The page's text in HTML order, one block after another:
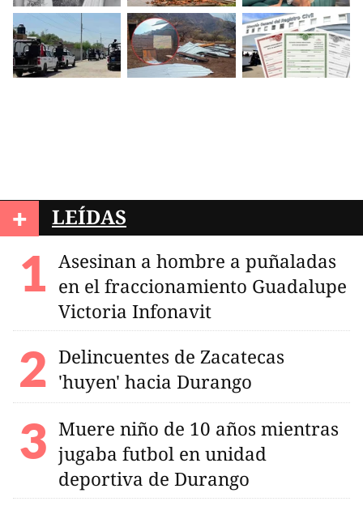
+ LEÍDAS
Asesinan a hombre a puñaladas
en el fraccionamiento Guadalupe
Victoria Infonavit
Delincuentes de Zacatecas
'huyen' hacia Durango
Muere niño de 10 años mientras
jugaba futbol en unidad
deportiva de Durango